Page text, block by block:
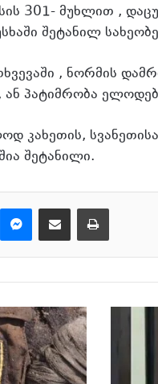
301- მუხლით ,
შეტანილ
, ნორმის
ან პატიმრობა
კახეთის,
შეტანილი.